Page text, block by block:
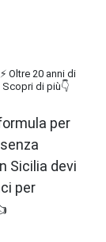
⚡ Oltre 20 anni di
Scopri di più👇